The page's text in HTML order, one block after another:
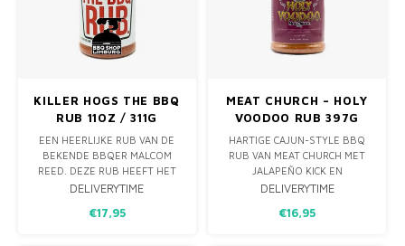
KILLER HOGS THE BBQ
RUB 11OZ / 311G
EEN HEERLIJKE RUB VAN DE
BEKENDE BBQER MALCOM
REED. DEZE RUB HEEFT HET
ALLEMAAL. SMAAK. BALANS.
EEN LEUKE KICK. DAAROM IS
DELIVERYTIME
€17,95
MEAT CHURCH – HOLY
VOODOO RUB 397G
HARTIGE CAJUN-STYLE BBQ
RUB VAN MEAT CHURCH MET
JALAPEÑO KICK EN
LICHTZOETE ONDERTOON.
PULLED CHICKEN, GROENTEN
DELIVERYTIME
€16,95